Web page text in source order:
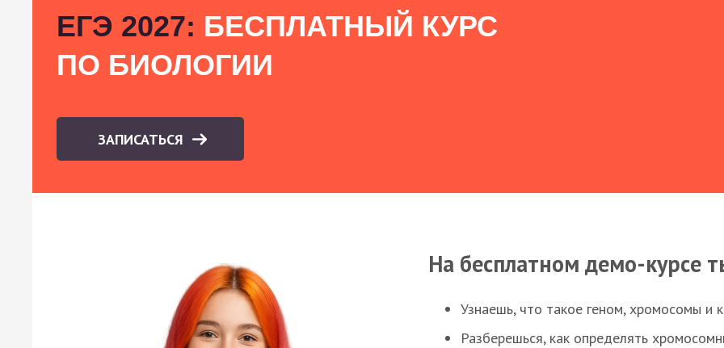
ЕГЭ 2027: БЕСПЛАТНЫЙ КУРС
ПО БИОЛОГИИ
ЗАПИСАТЬСЯ
На бесплатном демо-курсе
Узнаешь, что такое геном, хромосомы и
Разберешься, как определять